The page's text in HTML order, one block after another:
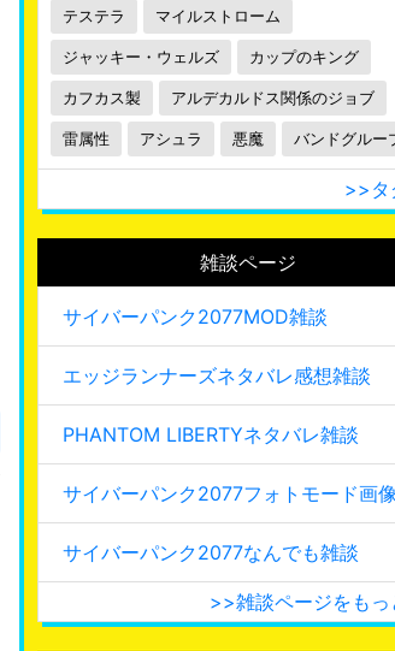
テステラ マイルストローム
ジャッキー・ウェルズ カップのキング
カフカス製 アルデカルドス関係のジョブ
雷属性 アシュラ 悪魔 バンドグルー
>>タ
雑談ページ
サイバーパンク2077MOD雑談
エッジランナーズネタバレ感想雑談
PHANTOM LIBERTYネタバレ雑談
サイバーパンク2077なんでも雑談
>>雑談ページをもっ